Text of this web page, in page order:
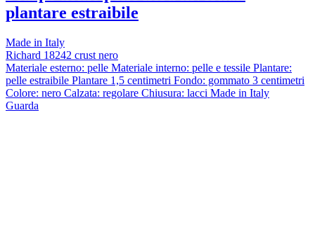
plantare estraibile
Made in Italy
Richard 18242 crust nero
Materiale esterno: pelle Materiale interno: pelle e tessile Plantare:
pelle estraibile Plantare 1,5 centimetri Fondo: gommato 3 centimetri
Colore: nero Calzata: regolare Chiusura: lacci Made in Italy
Guarda